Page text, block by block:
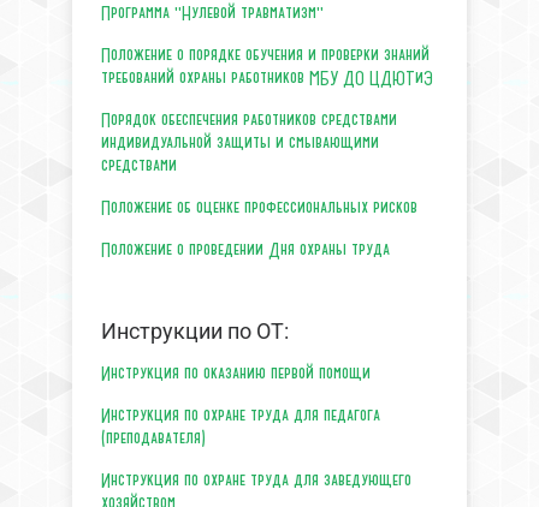
Программа "Нулевой травматизм"
Положение о порядке обучения и проверки знаний
требований охраны работников МБУ ДО ЦДЮТиЭ
Порядок обеспечения работников средствами
индивидуальной защиты и смывающими
средствами
Положение об оценке профессиональных рисков
Положение о проведении Дня охраны труда
Инструкции по ОТ:
Инструкция по оказанию первой помощи
Инструкция по охране труда для педагога
(преподавателя)
Инструкция по охране труда для заведующего